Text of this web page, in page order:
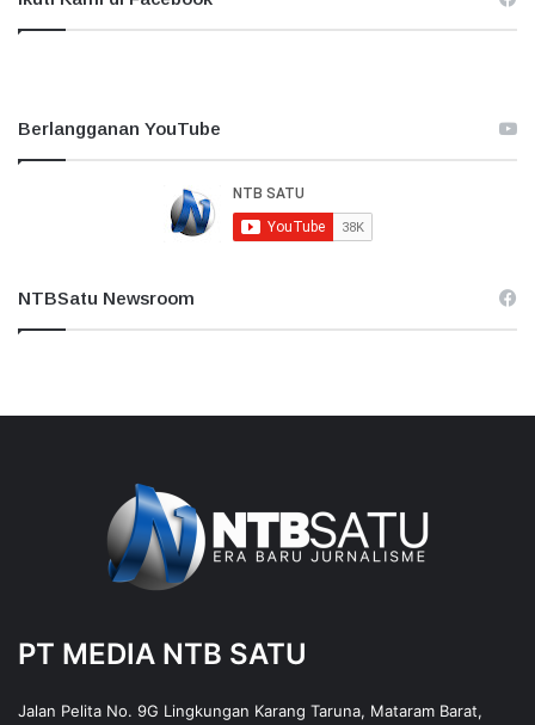
Berlangganan YouTube
NTBSatu Newsroom
PT MEDIA NTB SATU
Jalan Pelita No. 9G Lingkungan Karang Taruna, Mataram Barat,